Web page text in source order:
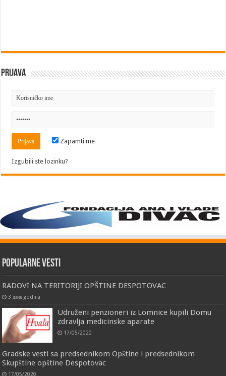
Prijava
Zapamti me
Izgubili ste lozinku?
Popularne vesti
RADOVI NA TERITORIJI OPŠTINE DESPOTOVAC
3 дана godina
Udruženi penzioneri iz Lomnice kupili Domu
zdravlja medicinske aparate
17/05/2020
Gradske vesti sa predsednikom Opštine i predsednikom
Skupštine opštine Despotovac
17/05/2020